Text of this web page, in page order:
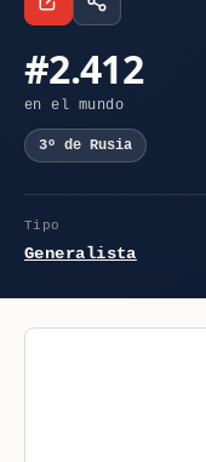
#2.412
en el mundo
3º de Rusia
Tipo
Generalista